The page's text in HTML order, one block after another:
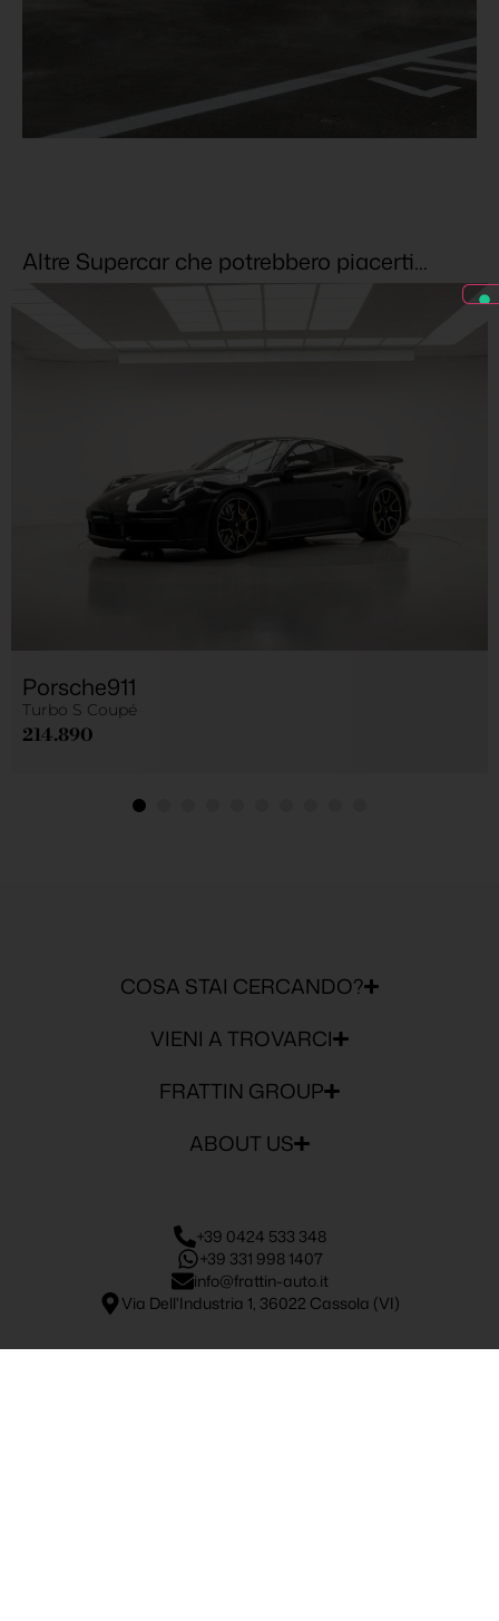
Altre Supercar che potrebbero piacerti...
Porsche911
Turbo S Coupé
214.890
COSA STAI CERCANDO?
VIENI A TROVARCI
FRATTIN GROUP
ABOUT US
+39 0424 533 348
+39 331 998 1407
info@frattin-auto.it
Via Dell'Industria 1, 36022 Cassola (VI)